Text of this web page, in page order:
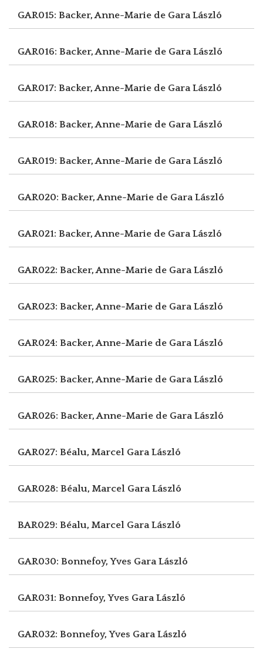
GAR015: Backer, Anne-Marie de Gara László
GAR016: Backer, Anne-Marie de Gara László
GAR017: Backer, Anne-Marie de Gara László
GAR018: Backer, Anne-Marie de Gara László
GAR019: Backer, Anne-Marie de Gara László
GAR020: Backer, Anne-Marie de Gara László
GAR021: Backer, Anne-Marie de Gara László
GAR022: Backer, Anne-Marie de Gara László
GAR023: Backer, Anne-Marie de Gara László
GAR024: Backer, Anne-Marie de Gara László
GAR025: Backer, Anne-Marie de Gara László
GAR026: Backer, Anne-Marie de Gara László
GAR027: Béalu, Marcel Gara László
GAR028: Béalu, Marcel Gara László
BAR029: Béalu, Marcel Gara László
GAR030: Bonnefoy, Yves Gara László
GAR031: Bonnefoy, Yves Gara László
GAR032: Bonnefoy, Yves Gara László